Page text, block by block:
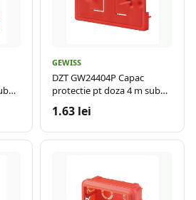
GEWISS
DZT GW24404P Capac
protectie pt doza 4 m sub
1.63 lei